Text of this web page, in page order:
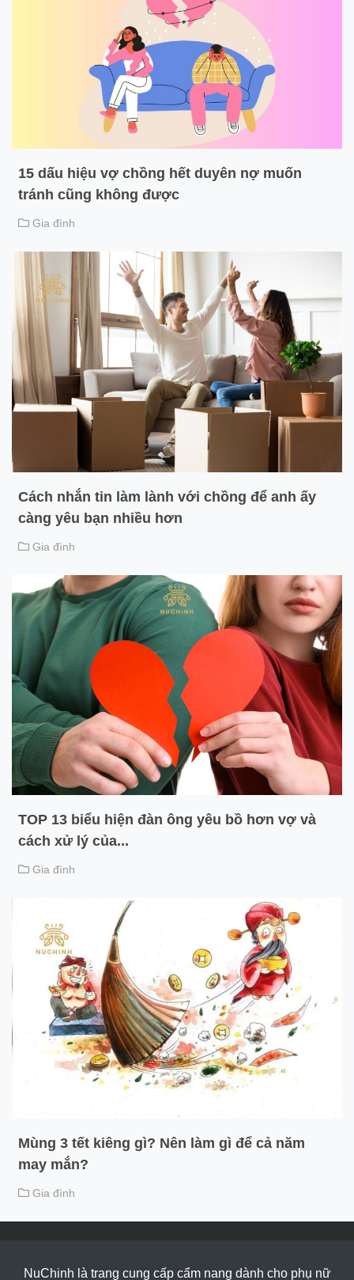
15 dấu hiệu vợ chồng hết duyên nợ muốn
tránh cũng không được
Gia đình
Cách nhắn tin làm lành với chồng để anh ấy
càng yêu bạn nhiều hơn
Gia đình
TOP 13 biểu hiện đàn ông yêu bồ hơn vợ và
cách xử lý của...
Gia đình
Mùng 3 tết kiêng gì? Nên làm gì để cả năm
may mắn?
Gia đình
NuChinh là trang cung cấp cẩm nang dành cho phụ nữ